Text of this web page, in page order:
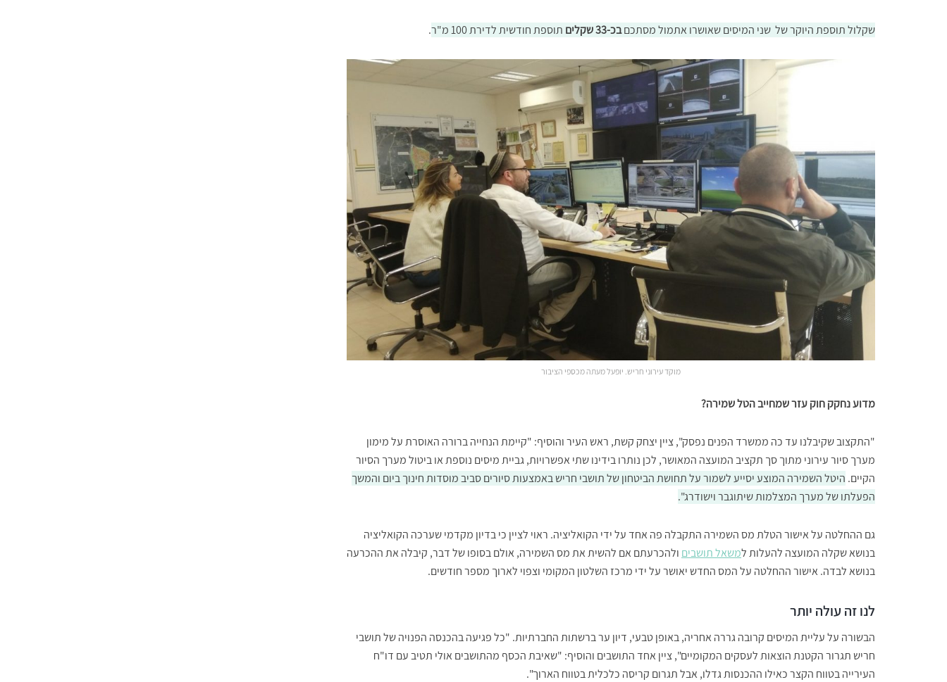
שקלול תוספת היוקר של שני המיסים שאושרו אתמול מסתכםבכ-33 שקלים תוספת חודשית לדירת 100 מ"ר .
מוקד עירוני חריש. יופעל מעתה מכספי הציבור
מדוע נחקק חוק עזר שמחייב הטל שמירה?
"התקצוב שקיבלנו עד כה ממשרד הפנים נפסק", ציין יצחק קשת, ראש העיר והוסיף: "קיימת הנחייה ברורה האוסרת על מימון
מערך סיור עירוני מתוך סך תקציב המועצה המאושר, לכן נותרו בידינו שתי אפשרויות, גביית מיסים נוספת או ביטול מערך הסיור
הקיים. היטל השמירה המוצע יסייע לשמור על תחושת הביטחון של תושבי חריש באמצעות סיורים סביב מוסדות חינוך ביום והמשך
הפעלתו של מערך המצלמות שיתוגבר וישודרג".
גם ההחלטה על אישור הטלת מס השמירה התקבלה פה אחד על ידי הקואליציה. ראוי לציין כי בדיון מקדמי שערכה הקואליציה
בנושא שקלה המועצה להעלות למשאל תושבים ולהכרעתם אם להשית את מס השמירה, אולם בסופו של דבר, קיבלה את ההכרעה
בנושא לבדה. אישור ההחלטה על המס החדש יאושר על ידי מרכז השלטון המקומי וצפוי לארוך מספר חודשים.
לנו זה עולה יותר
הבשורה על עליית המיסים קרובה גררה אחריה, באופן טבעי, דיון ער ברשתות החברתיות. "כל פגיעה בהכנסה הפנויה של תושבי
חריש תגרור הקטנת הוצאות לעסקים המקומיים", ציין אחד התושבים והוסיף: "שאיבת הכסף מהתושבים אולי תטיב עם דו"ח
העירייה בטווח הקצר כאילו ההכנסות גדלו, אבל תגרום קריסה כלכלית בטווח הארוך".